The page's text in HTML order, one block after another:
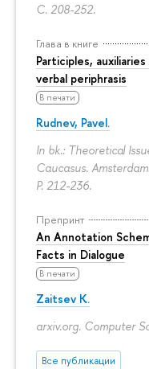
С. 208-252.
Глава в книге
Participles,
verbal periphrasis
В печати
Rudnev, Pavel.
In bk.: Theoretical
Caucasus.
P. 212-236.
Препринт
An Annotation
Facts in Dialogue
В печати
Zaitsev K.
arxiv.org. Computer
Все публикации